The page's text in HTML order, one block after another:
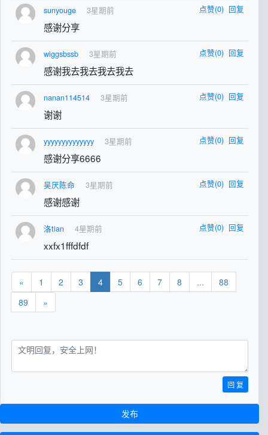
sunyouge 3星期前 点赞(0) 回复
感谢分享
wiggsbssb 3星期前 点赞(0) 回复
感谢我去我去我去我去
nanan114514 3星期前 点赞(0) 回复
谢谢
yyyyyyyyyyyyyy 3星期前 点赞(0) 回复
感谢分享6666
吴厌陈命 3星期前 点赞(0) 回复
感谢感谢
洛tian 4星期前 点赞(0) 回复
xxfx1fffdfdf
« 1 2 3 4 5 6 7 8 ...
88
89
»
回 复
发布